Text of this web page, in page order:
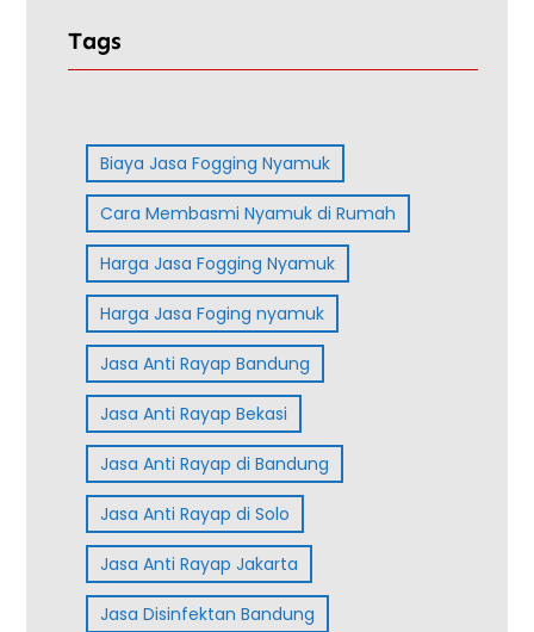
Tags
Biaya Jasa Fogging Nyamuk
Cara Membasmi Nyamuk di Rumah
Harga Jasa Fogging Nyamuk
Harga Jasa Foging nyamuk
Jasa Anti Rayap Bandung
Jasa Anti Rayap Bekasi
Jasa Anti Rayap di Bandung
Jasa Anti Rayap di Solo
Jasa Anti Rayap Jakarta
Jasa Disinfektan Bandung